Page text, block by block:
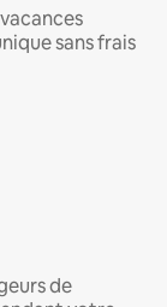
sans frais
de